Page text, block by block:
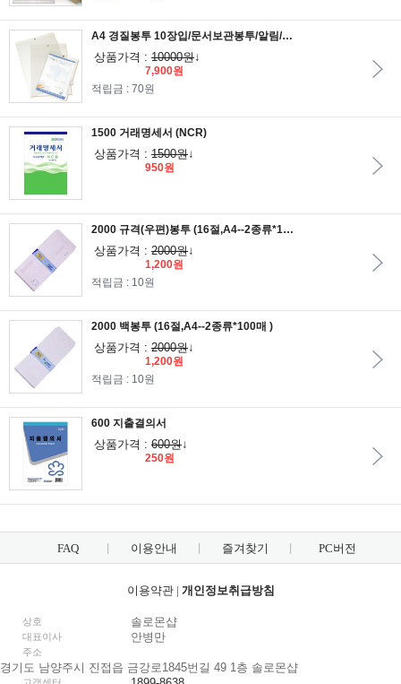
A4 경질봉투 10장입/문서보관봉투/알림/공고/서류철
상품가격 : 10000원↓
7,900원
적립금 : 70원
1500 거래명세서 (NCR)
상품가격 : 1500원↓
950원
2000 규격(우편)봉투 (16절,A4--2종류*100매)
상품가격 : 2000원↓
1,200원
적립금 : 10원
2000 백봉투 (16절,A4--2종류*100매 )
상품가격 : 2000원↓
1,200원
적립금 : 10원
600 지출결의서
상품가격 : 600원↓
250원
FAQ 이용안내 즐겨찾기 PC버전
이용약관| 개인정보취급방침
상호 솔로몬샵
대표이사 안병만
주소
경기도 남양주시 진접읍 금강로1845번길 49 1층 솔로몬샵